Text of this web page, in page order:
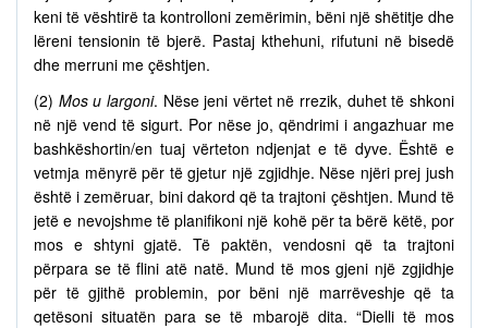
keni të vështirë ta kontrolloni zemërimin, bëni një shëtitje dhe
lëreni tensionin të bjerë. Pastaj kthehuni, rifutuni në bisedë
dhe merruni me çështjen.
(2) Mos u largoni. Nëse jeni vërtet në rrezik, duhet të shkoni
në një vend të sigurt. Por nëse jo, qëndrimi i angazhuar me
bashkëshortin/en tuaj vërteton ndjenjat e të dyve. Është e
vetmja mënyrë për të gjetur një zgjidhje. Nëse njëri prej jush
është i zemëruar, bini dakord që ta trajtoni çështjen. Mund të
jetë e nevojshme të planifikoni një kohë për ta bërë këtë, por
mos e shtyni gjatë. Të paktën, vendosni që ta trajtoni
përpara se të flini atë natë. Mund të mos gjeni një zgjidhje
për të gjithë problemin, por bëni një marrëveshje që ta
qetësoni situatën para se të mbarojë dita. “Dielli të mos